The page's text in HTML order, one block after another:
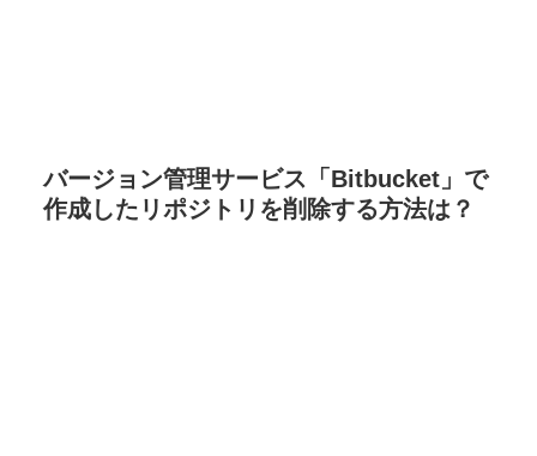
バージョン管理サービス「Bitbucket」で
作成したリポジトリを削除する方法は？